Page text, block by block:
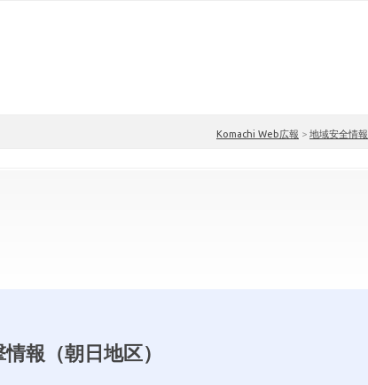
Komachi Web広報 > 地域安全情報
報（朝日地区）